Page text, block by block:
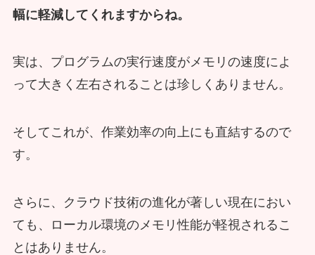
幅に軽減してくれますからね。
実は、プログラムの実行速度がメモリの速度によ
って大きく左右されることは珍しくありません。
そしてこれが、作業効率の向上にも直結するので
す。
さらに、クラウド技術の進化が著しい現在におい
ても、ローカル環境のメモリ性能が軽視されるこ
とはありません。